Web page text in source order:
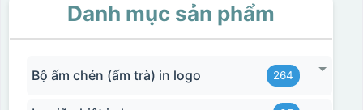
Danh mục sản phẩm
Bộ ấm chén (ấm trà) in logo 264